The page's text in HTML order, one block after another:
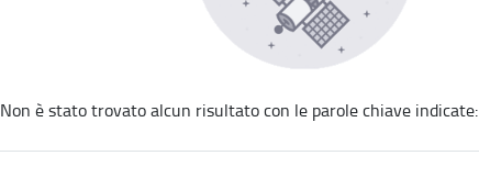
Non è stato trovato alcun risultato con le parole chiave indicate: